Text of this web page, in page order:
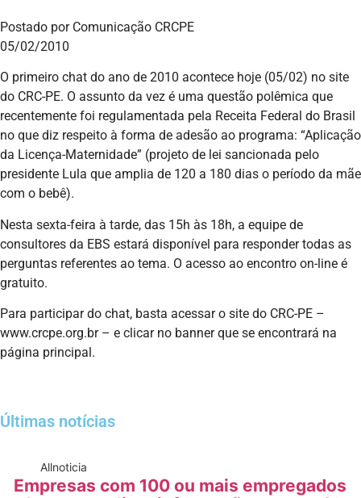
Postado por Comunicação CRCPE
05/02/2010
O primeiro chat do ano de 2010 acontece hoje (05/02) no site
do CRC-PE. O assunto da vez é uma questão polêmica que
recentemente foi regulamentada pela Receita Federal do Brasil
no que diz respeito à forma de adesão ao programa: “Aplicação
da Licença-Maternidade” (projeto de lei sancionada pelo
presidente Lula que amplia de 120 a 180 dias o período da mãe
com o bebê).
Nesta sexta-feira à tarde, das 15h às 18h, a equipe de
consultores da EBS estará disponível para responder todas as
perguntas referentes ao tema. O acesso ao encontro on-line é
gratuito.
Para participar do chat, basta acessar o site do CRC-PE –
www.crcpe.org.br – e clicar no banner que se encontrará na
página principal.
Últimas notícias
Allnoticia
Empresas com 100 ou mais empregados